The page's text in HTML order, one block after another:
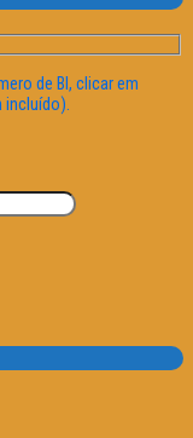
de BI, clicar em
incluído).